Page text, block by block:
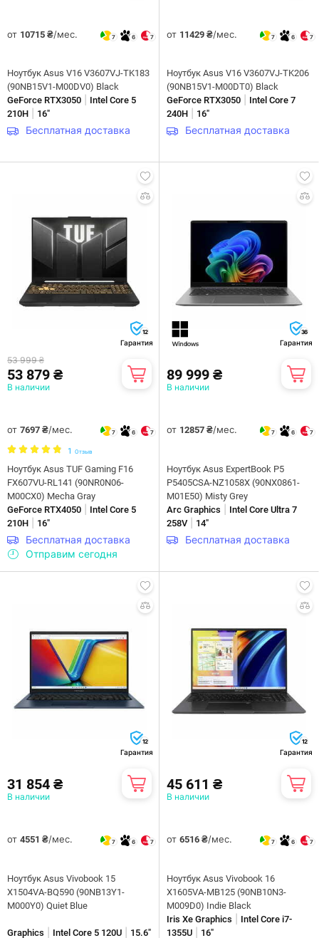
от 10715 ₴/мес. 7 6 7
Ноутбук Asus V16 V3607VJ-TK183
(90NB15V1-M00DV0) Black
GeForce RTX3050
Intel Core 5
210H
16"
Бесплатная доставка
от 11429 ₴/мес. 7 6 7
Ноутбук Asus V16 V3607VJ-TK206
(90NB15V1-M00DT0) Black
GeForce RTX3050
Intel Core 7
240H
16"
Бесплатная доставка
12
Гарантия
53 999 ₴
53 879 ₴
В наличии
от 7697 ₴/мес. 7 6 7
1 Отзыв
Ноутбук Asus TUF Gaming F16
FX607VU-RL141 (90NR0N06-
M00CX0) Mecha Gray
GeForce RTX4050
Intel Core 5
210H
16"
Бесплатная доставка
Отправим сегодня
36
Гарантия
89 999 ₴
В наличии
от 12857 ₴/мес. 7 6 7
Ноутбук Asus ExpertBook P5
P5405CSA-NZ1058X (90NX0861-
M01E50) Misty Grey
Arc Graphics
Intel Core Ultra 7
258V| 14"
Бесплатная доставка
12
Гарантия
31 854 ₴
В наличии
от 4551 ₴/мес. 7 6 7
Ноутбук Asus Vivobook 15
X1504VA-BQ590 (90NB13Y1-
M000Y0) Quiet Blue
Graphics Intel Core 5 120U 15.6"
12
Гарантия
45 611 ₴
В наличии
от 6516 ₴/мес. 7 6 7
Ноутбук Asus Vivobook 16
X1605VA-MB125 (90NB10N3-
M009D0) Indie Black
Iris Xe Graphics
Intel Core i7-
1355U
16"